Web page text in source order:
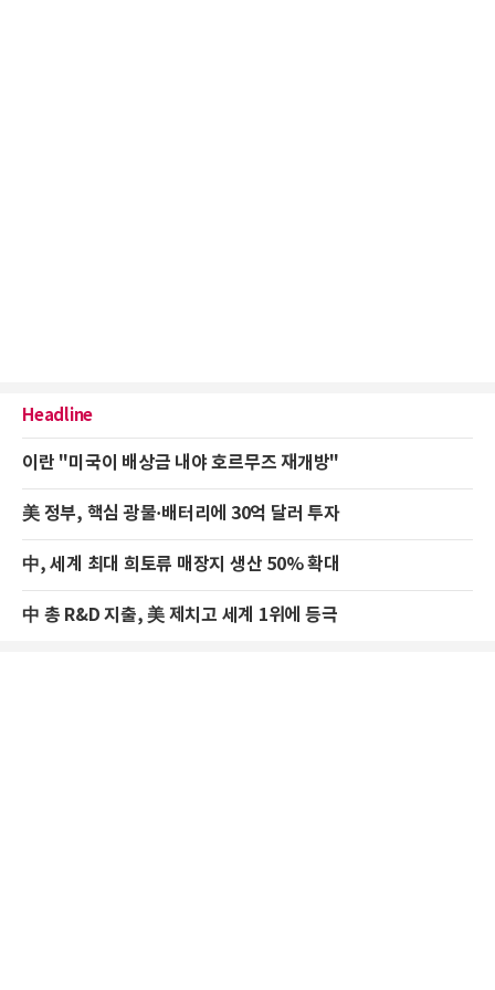
Headline
이란 "미국이 배상금 내야 호르무즈 재개방"
美 정부, 핵심 광물·배터리에 30억 달러 투자
中, 세계 최대 희토류 매장지 생산 50% 확대
中 총 R&D 지출, 美 제치고 세계 1위에 등극